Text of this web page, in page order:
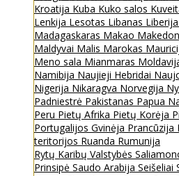
Kroatija Kuba Kuko salos
Lenkija Lesotas Libanas Liberija
Madagaskaras Makao
Maldyvai Malis Marokas
Meno sala Mianmaras
Namibija Naujieji Hebridai
Nigerija Nikaragva Norvegija
Padniestrė Pakistanas Papua
Peru Pietų Afrika Pietų Korėja
Portugalijos Gvinėja Prancūzija
teritorijos Ruanda Rumunija
Rytų Karibų Valstybės
Prinsipė Saudo Arabija Seišeliai